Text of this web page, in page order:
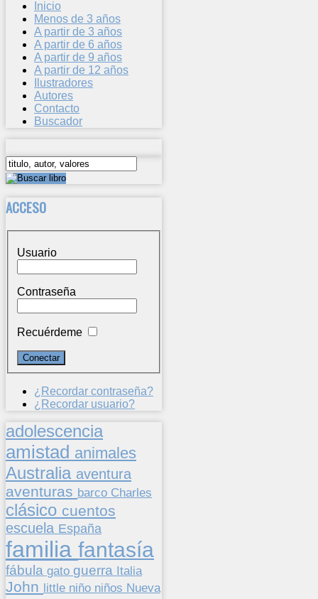
Inicio
Menos de 3 años
A partir de 3 años
A partir de 6 años
A partir de 9 años
A partir de 12 años
Ilustradores
Autores
Contacto
Buscador
ACCESO
Usuario
Contraseña
Recuérdeme
¿Recordar contraseña?
¿Recordar usuario?
adolescencia
amistad animales
Australia aventura
aventuras barco Charles
clásico cuentos
escuela España
familia fantasía
fábula gato guerra Italia
John little niño niños Nueva